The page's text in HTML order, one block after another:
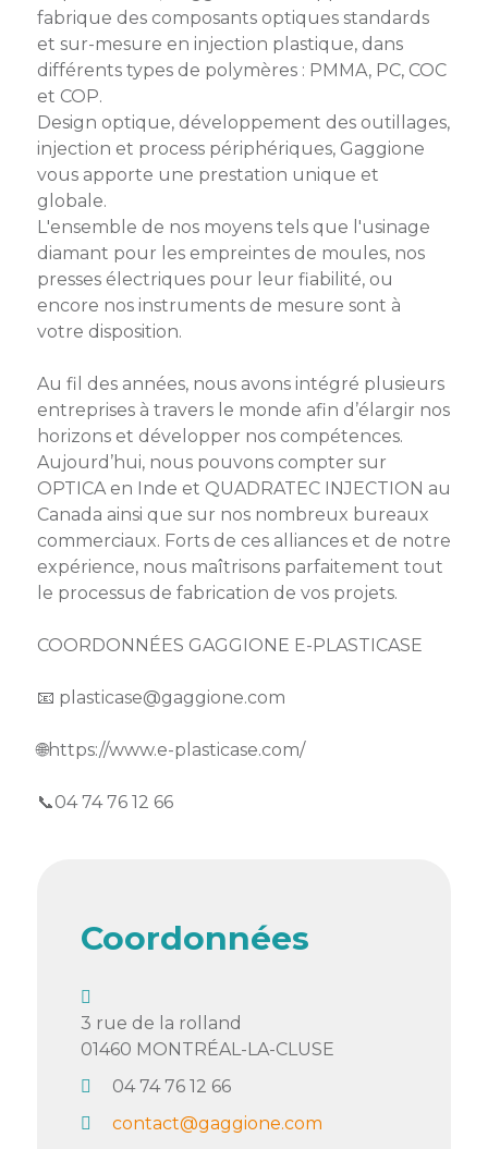
Projets
collaboratifs
Agenda
Newsletter
fabrique des composants optiques standards
et sur-mesure en injection plastique, dans
différents types de polymères : PMMA, PC, COC
et COP.
Design optique, développement des outillages,
injection et process périphériques, Gaggione
vous apporte une prestation unique et
globale.
L'ensemble de nos moyens tels que l'usinage
diamant pour les empreintes de moules, nos
presses électriques pour leur fiabilité, ou
encore nos instruments de mesure sont à
votre disposition.
Au fil des années, nous avons intégré plusieurs
entreprises à travers le monde afin d’élargir nos
horizons et développer nos compétences.
Aujourd’hui, nous pouvons compter sur
OPTICA en Inde et QUADRATEC INJECTION au
Canada ainsi que sur nos nombreux bureaux
commerciaux. Forts de ces alliances et de notre
expérience, nous maîtrisons parfaitement tout
le processus de fabrication de vos projets.
COORDONNÉES GAGGIONE E-PLASTICASE
📧 plasticase@gaggione.com
🌐https://www.e-plasticase.com/
📞04 74 76 12 66
Coordonnées
3 rue de la rolland
01460 MONTRÉAL-LA-CLUSE
04 74 76 12 66
contact@gaggione.com